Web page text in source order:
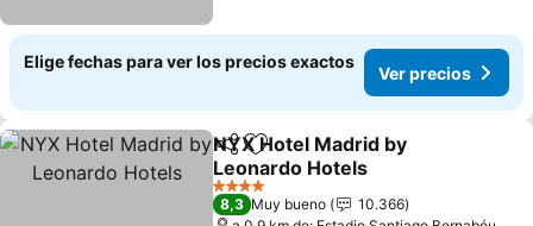
Elige fechas para ver los precios exactos
Ver precios
CompartirAgregar a favoritos
NYX Hotel Madrid by
Leonardo Hotels
Ver precios
4 Estrellas
8,3 Muy bueno
10.366